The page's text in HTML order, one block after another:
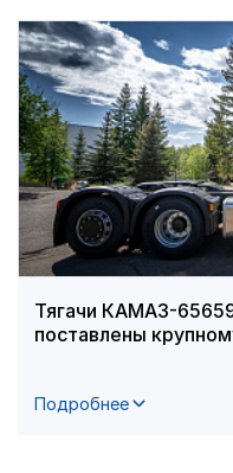
Тягачи КАМАЗ-
поставлены
Подробнее